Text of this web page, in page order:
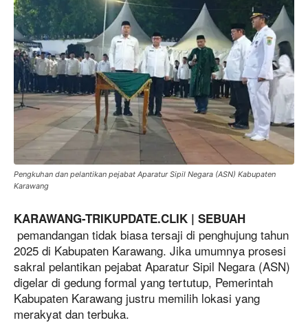
Pengkuhan dan pelantikan pejabat Aparatur Sipil Negara (ASN) Kabupaten
Karawang
KARAWANG-TRIKUPDATE.CLIK | SEBUAH
pemandangan tidak biasa tersaji di penghujung tahun
2025 di Kabupaten Karawang. Jika umumnya prosesi
sakral pelantikan pejabat Aparatur Sipil Negara (ASN)
digelar di gedung formal yang tertutup, Pemerintah
Kabupaten Karawang justru memilih lokasi yang
merakyat dan terbuka.